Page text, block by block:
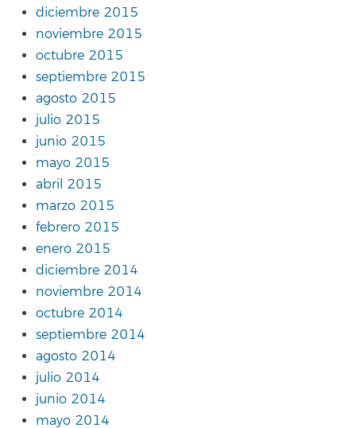
diciembre 2015
noviembre 2015
octubre 2015
septiembre 2015
agosto 2015
julio 2015
junio 2015
mayo 2015
abril 2015
marzo 2015
febrero 2015
enero 2015
diciembre 2014
noviembre 2014
octubre 2014
septiembre 2014
agosto 2014
julio 2014
junio 2014
mayo 2014